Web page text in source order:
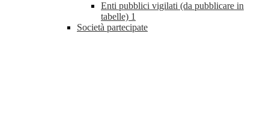
Enti pubblici vigilati (da pubblicare in
tabelle) 1
Società partecipate